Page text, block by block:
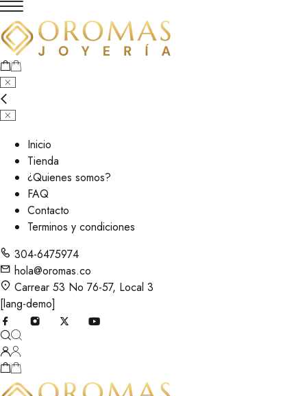
Inicio
Tienda
¿Quienes somos?
FAQ
Contacto
Terminos y condiciones
304-6475974
hola@oromas.co
Carrear 53 No 76-57, Local 3
[lang-demo]